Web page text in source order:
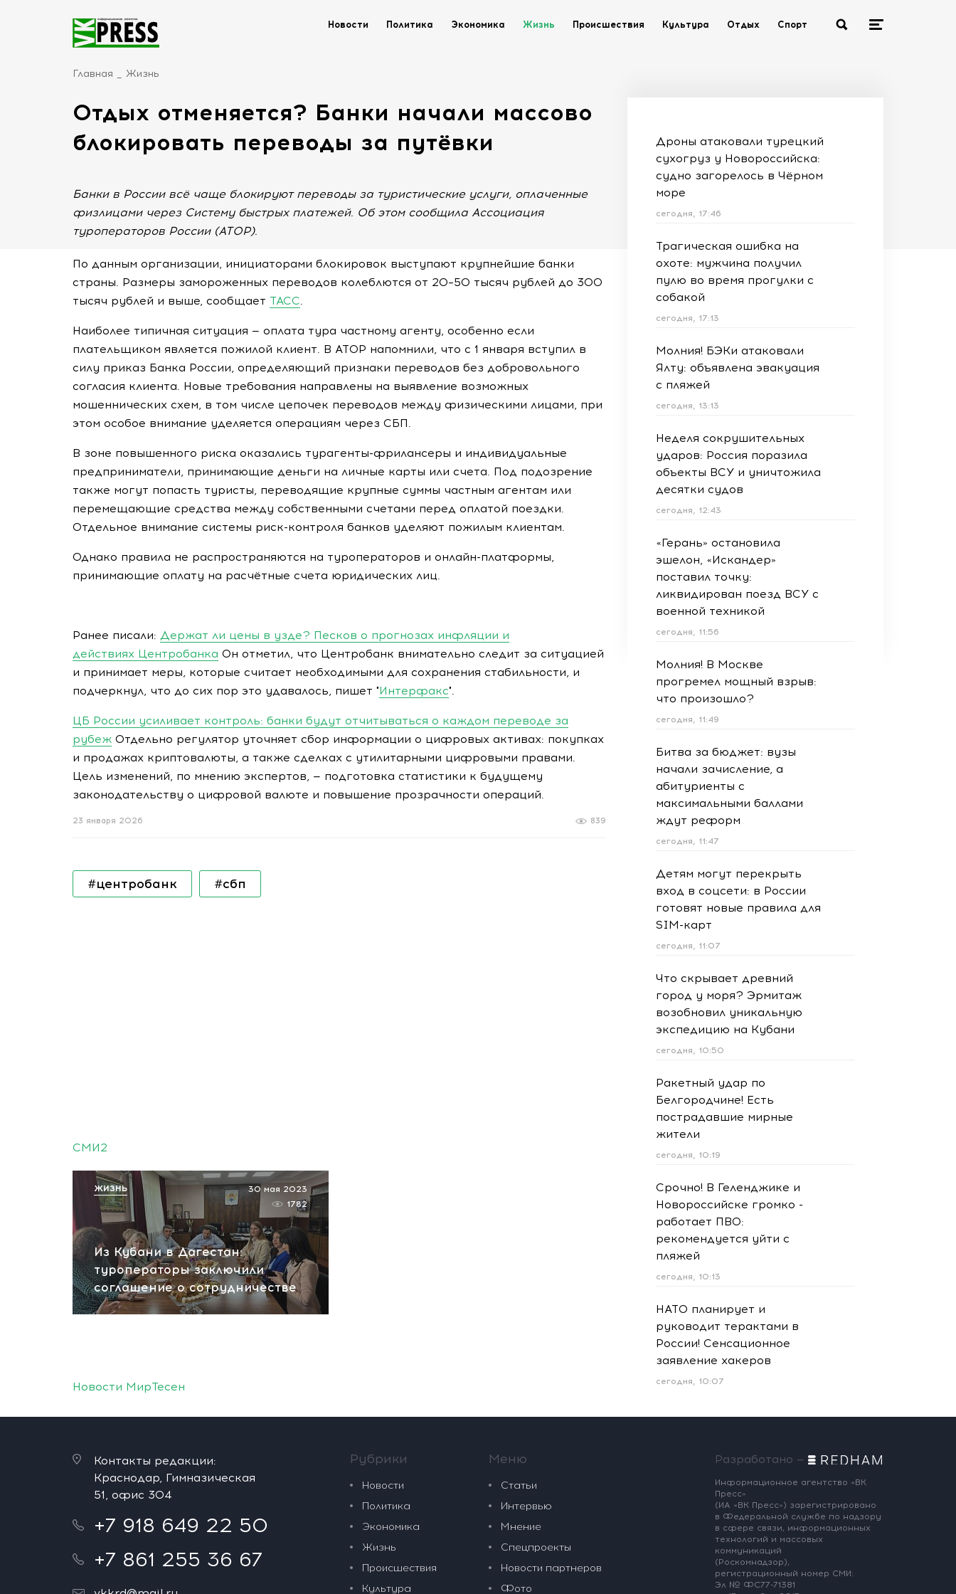
Новости Политика Экономика Жизнь Происшествия Культура Отдых Спорт
Главная Жизнь
Отдых отменяется? Банки начали массово
блокировать переводы за путёвки
Банки в России всё чаще блокируют переводы за туристические услуги, оплаченные
физлицами через Систему быстрых платежей. Об этом сообщила Ассоциация
туроператоров России (АТОР).
По данным организации, инициаторами блокировок выступают крупнейшие банки
страны. Размеры замороженных переводов колеблются от 20–50 тысяч рублей до 300
тысяч рублей и выше, сообщает ТАСС.
Наиболее типичная ситуация — оплата тура частному агенту, особенно если
плательщиком является пожилой клиент. В АТОР напомнили, что с 1 января вступил в
силу приказ Банка России, определяющий признаки переводов без добровольного
согласия клиента. Новые требования направлены на выявление возможных
мошеннических схем, в том числе цепочек переводов между физическими лицами, при
этом особое внимание уделяется операциям через СБП.
В зоне повышенного риска оказались турагенты-фрилансеры и индивидуальные
предприниматели, принимающие деньги на личные карты или счета. Под подозрение
также могут попасть туристы, переводящие крупные суммы частным агентам или
перемещающие средства между собственными счетами перед оплатой поездки.
Отдельное внимание системы риск-контроля банков уделяют пожилым клиентам.
Однако правила не распространяются на туроператоров и онлайн-платформы,
принимающие оплату на расчётные счета юридических лиц.
Ранее писали: Держат ли цены в узде? Песков о прогнозах инфляции и
действиях Центробанка Он отметил, что Центробанк внимательно следит за ситуацией
и принимает меры, которые считает необходимыми для сохранения стабильности, и
подчеркнул, что до сих пор это удавалось, пишет "Интерфакс".
ЦБ России усиливает контроль: банки будут отчитываться о каждом переводе за
рубеж Отдельно регулятор уточняет сбор информации о цифровых активах: покупках
и продажах криптовалюты, а также сделках с утилитарными цифровыми правами.
Цель изменений, по мнению экспертов, — подготовка статистики к будущему
законодательству о цифровой валюте и повышение прозрачности операций.
839
23 января 2026
#центробанк #сбп
Дроны атаковали турецкий
сухогруз у Новороссийска:
судно загорелось в Чёрном
море
сегодня, 17:46
Трагическая ошибка на
охоте: мужчина получил
пулю во время прогулки с
собакой
сегодня, 17:13
Молния! БЭКи атаковали
Ялту: объявлена эвакуация
с пляжей
сегодня, 13:13
Неделя сокрушительных
ударов: Россия поразила
объекты ВСУ и уничтожила
десятки судов
сегодня, 12:43
«Герань» остановила
эшелон, «Искандер»
поставил точку:
ликвидирован поезд ВСУ с
военной техникой
сегодня, 11:56
Молния! В Москве
прогремел мощный взрыв:
что произошло?
сегодня, 11:49
Битва за бюджет: вузы
начали зачисление, а
абитуриенты с
максимальными баллами
ждут реформ
сегодня, 11:47
Детям могут перекрыть
вход в соцсети: в России
готовят новые правила для
SIM-карт
сегодня, 11:07
Что скрывает древний
город у моря? Эрмитаж
возобновил уникальную
экспедицию на Кубани
сегодня, 10:50
Ракетный удар по
Белгородчине! Есть
пострадавшие мирные
жители
сегодня, 10:19
Срочно! В Геленджике и
Новороссийске громко -
работает ПВО:
рекомендуется уйти с
пляжей
сегодня, 10:13
НАТО планирует и
руководит терактами в
России! Сенсационное
заявление хакеров
сегодня, 10:07
СМИ2
Из Кубани в Дагестан:
туроператоры заключили
соглашение о сотрудничестве
30 мая 2023
1782
ЖИЗНЬ
Новости МирТесен
Контакты редакции:
Краснодар, Гимназическая
51, офис 304
+7 918 649 22 50
+7 861 255 36 67
Рубрики
Новости
Политика
Экономика
Жизнь
Происшествия
Культура
Меню
Статьи
Интервью
Мнение
Спецпроекты
Новости партнеров
Фото
Разработано —
Информационное агентство «ВК
Пресс»
(ИА «ВК Пресс») зарегистрировано
в Федеральной службе по надзору
в сфере связи, информационных
технологий и массовых
коммуникаций
(Роскомнадзор),
регистрационный номер СМИ:
Эл № ФС77-71381